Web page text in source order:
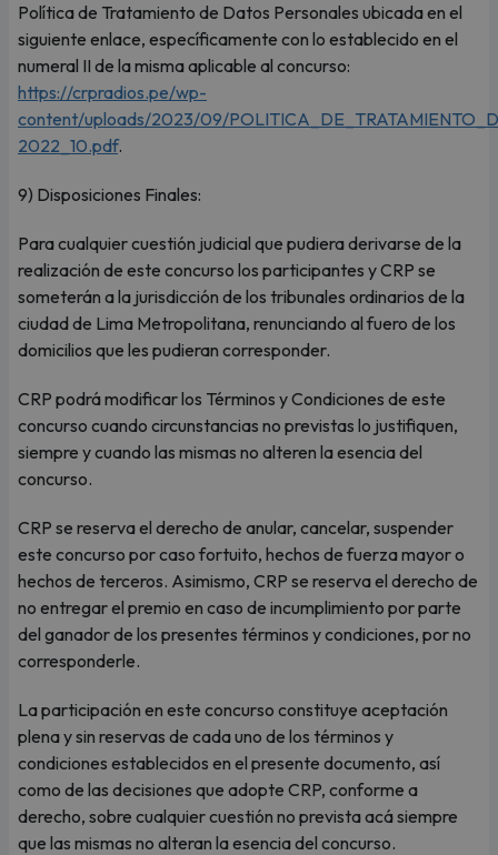
Política de Tratamiento de Datos Personales ubicada en el
siguiente enlace, específicamente con lo establecido en el
numeral II de la misma aplicable al concurso:
https://crpradios.pe/wp-
content/uploads/2023/09/
2022_10.pdf.
9) Disposiciones Finales:
Para cualquier cuestión judicial que pudiera derivarse de la
realización de este concurso los participantes y CRP se
someterán a la jurisdicción de los tribunales ordinarios de la
ciudad de Lima Metropolitana, renunciando al fuero de los
domicilios que les pudieran corresponder.
CRP podrá modificar los Términos y Condiciones de este
concurso cuando circunstancias no previstas lo justifiquen,
siempre y cuando las mismas no alteren la esencia del
concurso.
CRP se reserva el derecho de anular, cancelar, suspender
este concurso por caso fortuito, hechos de fuerza mayor o
hechos de terceros. Asimismo, CRP se reserva el derecho de
no entregar el premio en caso de incumplimiento por parte
del ganador de los presentes términos y condiciones, por no
corresponderle.
La participación en este concurso constituye aceptación
plena y sin reservas de cada uno de los términos y
condiciones establecidos en el presente documento, así
como de las decisiones que adopte CRP, conforme a
derecho, sobre cualquier cuestión no prevista acá siempre
que las mismas no alteran la esencia del concurso.